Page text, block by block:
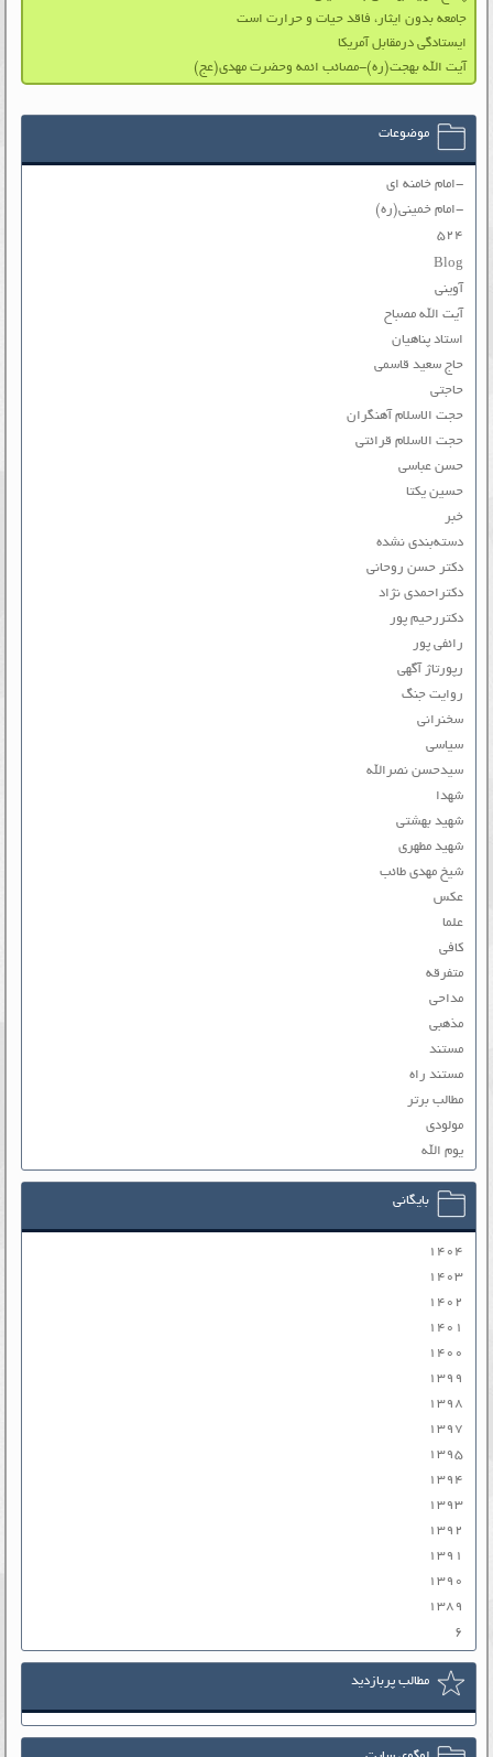
جامعه بدون ایثار، فاقد حیات و حرارت است
ایستادگی درمقابل آمریکا
آیت الله بهجت(ره)-مصائب ائمه وحضرت مهدی(عج)
موضوعات
-امام خامنه ای
-امام خمینی(ره)
۵۲۴
Blog
آوینی
آیت الله مصباح
استاد پناهیان
حاج سعید قاسمی
حاجتی
حجت الاسلام آهنگران
حجت الاسلام قرائتی
حسن عباسی
حسین یکتا
خبر
دسته‌بندی نشده
دکتر حسن روحانی
دکتراحمدی نژاد
دکتررحیم پور
رائفی پور
رپورتاژ آگهی
روایت جنگ
سخنرانی
سیاسی
سیدحسن نصرالله
شهدا
شهید بهشتی
شهید مطهری
شیخ مهدی طائب
عکس
علما
کافی
متفرقه
مداحی
مذهبی
مستند
مستند راه
مطالب برتر
مولودی
یوم الله
بایگانی
۱۴۰۴
۱۴۰۳
۱۴۰۲
۱۴۰۱
۱۴۰۰
۱۳۹۹
۱۳۹۸
۱۳۹۷
۱۳۹۵
۱۳۹۴
۱۳۹۳
۱۳۹۲
۱۳۹۱
۱۳۹۰
۱۳۸۹
۶
مطالب پربازدید